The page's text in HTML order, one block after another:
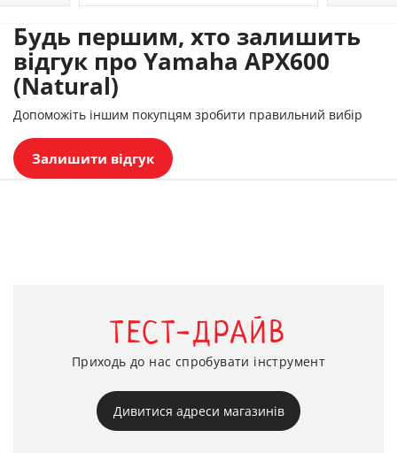
Будь першим, хто залишить
відгук про Yamaha APX600
(Natural)
Допоможіть іншим покупцям зробити правильний вибір
Залишити відгук
ТЕСТ-ДРАЙВ
Приходь до нас спробувати інструмент
Дивитися адреси магазинів